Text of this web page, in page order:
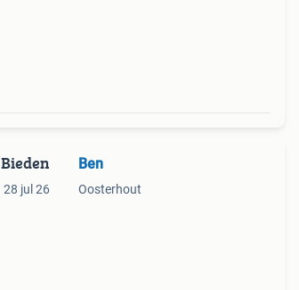
Bieden
28 jul 26
Ben
Oosterhout